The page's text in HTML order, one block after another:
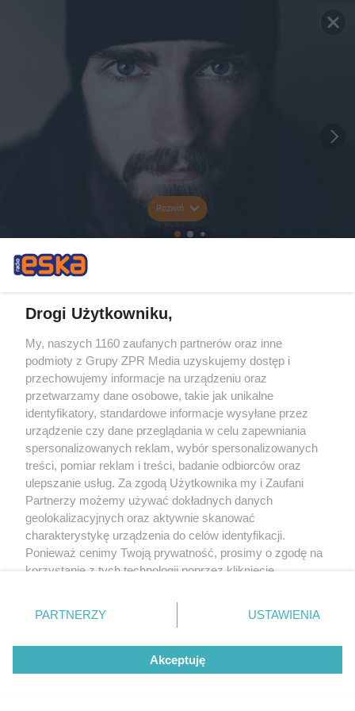
Rozwiń
Drogi Użytkowniku,
My, naszych 1160 zaufanych partnerów oraz inne
podmioty z Grupy ZPR Media uzyskujemy dostęp i
przechowujemy informacje na urządzeniu oraz
przetwarzamy dane osobowe, takie jak unikalne
identyfikatory, standardowe informacje wysyłane przez
urządzenie czy dane przeglądania w celu zapewniania
spersonalizowanych reklam, wybór spersonalizowanych
treści, pomiar reklam i treści, badanie odbiorców oraz
ulepszanie usług. Za zgodą Użytkownika my i Zaufani
Partnerzy możemy używać dokładnych danych
geolokalizacyjnych oraz aktywnie skanować
charakterystykę urządzenia do celów identyfikacji.
Ponieważ cenimy Twoją prywatność, prosimy o zgodę na
korzystanie z tych technologii poprzez kliknięcie
zmienić/wycofać klikając przycisk ustawień prywatności
znajdujący się w lewym dolnym rogu strony
rodzaje przetwarzania danych nie wymagają zgody
użytkownika, ale masz prawo sprzeciwić się takiemu
przetwarzaniu. Preferencje będą miały zastosowanie tylko
PARTNERZY USTAWIENIA
Akceptuję